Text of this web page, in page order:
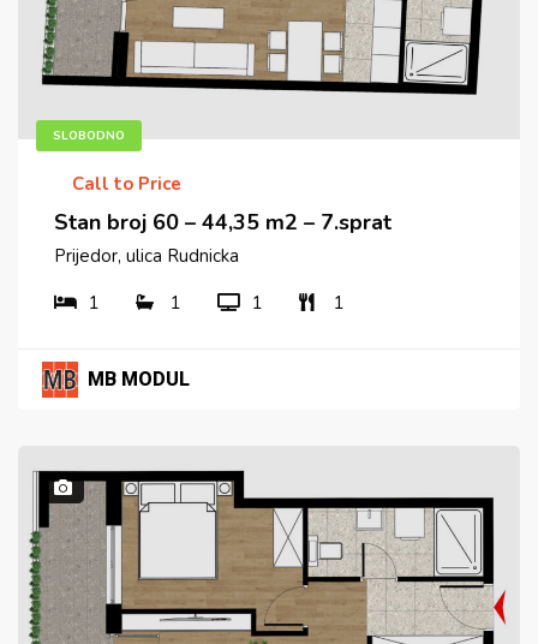
SLOBODNO
Call to Price
Stan broj 60 – 44,35 m2 – 7.sprat
Prijedor, ulica Rudnicka
1
1 1 1
MB MODUL